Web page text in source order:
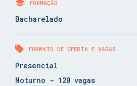
FORMAÇÃO
Bacharelado
FORMATO DE OFERTA E VAGAS
Presencial
Noturno - 120 vagas